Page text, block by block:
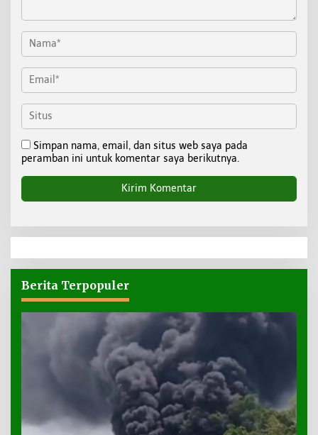
Simpan nama, email, dan situs web saya pada
peramban ini untuk komentar saya berikutnya.
Berita Terpopuler